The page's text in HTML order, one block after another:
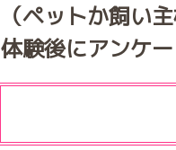
（ペットか飼い
体験後にアンケ